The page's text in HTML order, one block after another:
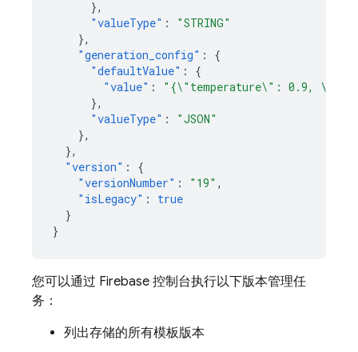
},
"valueType" :
"STRING"
},
"generation_config" :
{
"defaultValue" :
{
"value" :
"{\"temperature\": 0.9,
},
"valueType" :
"JSON"
},
},
"version" :
{
"versionNumber" : "19" ,
"isLegacy" :
true
}
}
您可以通过 Firebase 控制台执行以下版本管理任
务：
列出存储的所有模板版本